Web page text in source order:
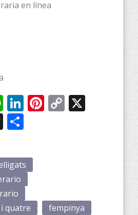
en línea
WhatsApp
LinkedIn
Pinterest
Copy
Threads
quatre
fempinya